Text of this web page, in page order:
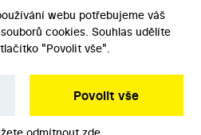
webu potřebujeme váš
cookies. Souhlas udělíte
"Povolit vše".
Povolit vše
odmítnout zde